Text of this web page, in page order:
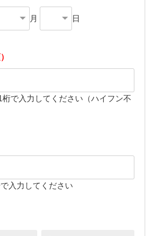
月 日
で入力してください（ハイフン不
入力してください